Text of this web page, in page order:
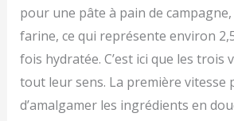
pour une pâte à pain de campagne,
farine, ce qui représente environ
fois hydratée. C’est ici que les trois
tout leur sens. La première vitesse
d’amalgamer les ingrédients en